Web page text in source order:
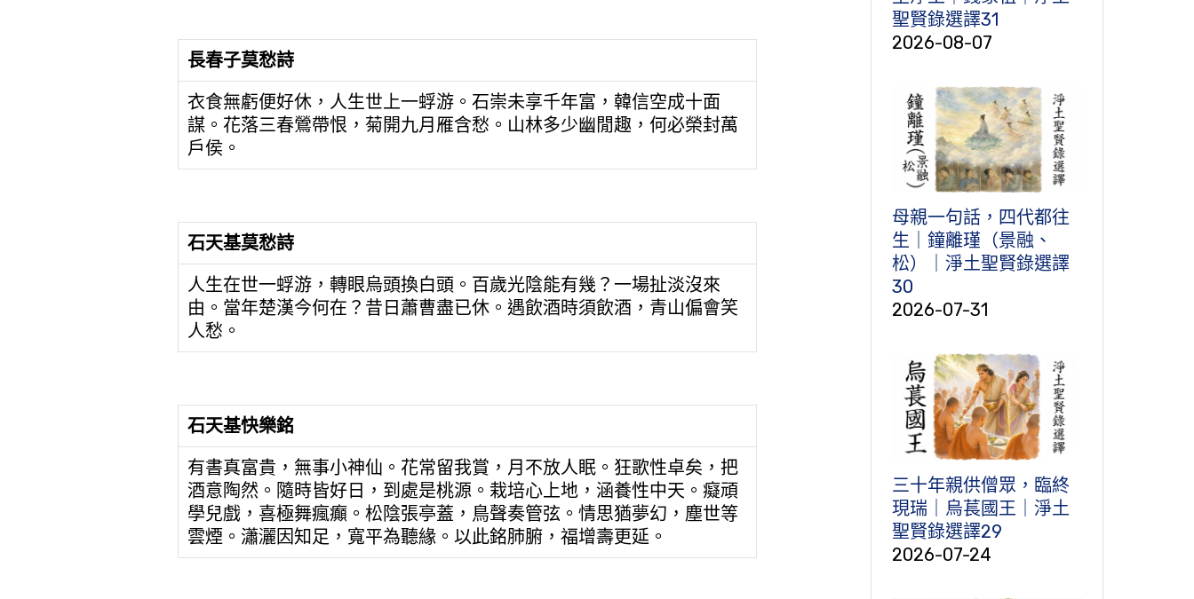
長春子莫愁詩
衣食無虧便好休，人生世上一蜉游。石崇未享千年富，韓信空成十面
謀。花落三春鶯帶恨，菊開九月雁含愁。山林多少幽閒趣，何必榮封萬
戶侯。
石天基莫愁詩
人生在世一蜉游，轉眼烏頭換白頭。百歲光陰能有幾？一場扯淡沒來
由。當年楚漢今何在？昔日蕭曹盡已休。遇飲酒時須飲酒，青山偏會笑
人愁。
石天基快樂銘
有書真富貴，無事小神仙。花常留我賞，月不放人眠。狂歌性卓矣，把
酒意陶然。隨時皆好日，到處是桃源。栽培心上地，涵養性中天。癡頑
學兒戲，喜極舞瘋癲。松陰張亭蓋，鳥聲奏管弦。情思猶夢幻，塵世等
雲煙。瀟灑因知足，寬平為聽緣。以此銘肺腑，福增壽更延。
聖賢錄選譯31
2026-08-07
母親一句話，四代都往
生｜鐘離瑾（景融、
松）｜淨土聖賢錄選譯
30
2026-07-31
三十年親供僧眾，臨終
現瑞｜烏萇國王｜淨土
聖賢錄選譯29
2026-07-24